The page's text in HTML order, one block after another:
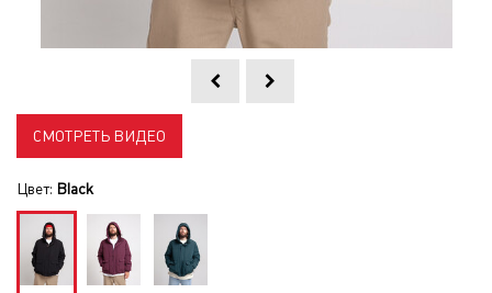
СМОТРЕТЬ ВИДЕО
Цвет: Black